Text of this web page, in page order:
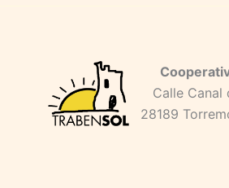
Calle Canal
28189